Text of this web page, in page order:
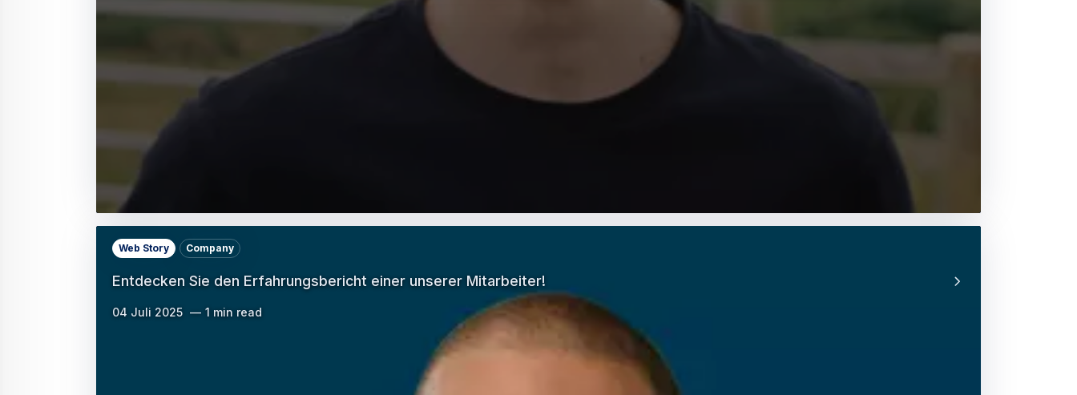
Entdecken Sie den Erfahrungsbericht einer unserer Mitarbeiter!
Web Story Company
04 Juli 2025 1 min read